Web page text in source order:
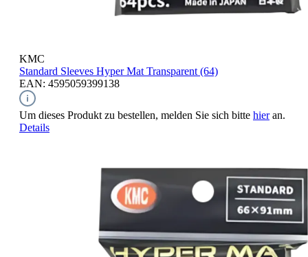
KMC
Standard Sleeves Hyper Mat Transparent (64)
EAN: 4595059399138
Um dieses Produkt zu bestellen, melden Sie sich bitte hieran.
Details